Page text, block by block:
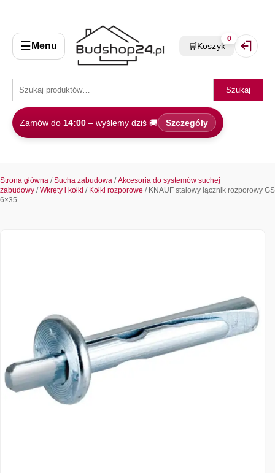
☰ Menu
Szukaj
Zamów do 14:00 – wyślemy dziś 🚚 Szczegóły
🛒Koszyk
0
Strona główna /Sucha zabudowa /Akcesoria do systemów suchej
zabudowy /Wkręty i kołki / Kołki rozporowe / KNAUF stalowy łącznik rozporowy GS
6×35